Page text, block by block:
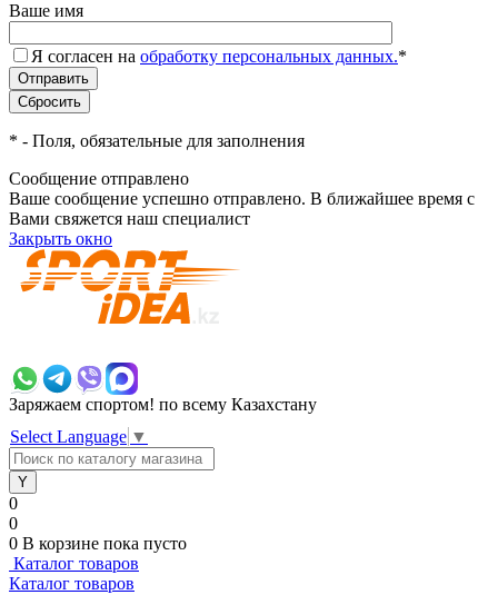
Ваше имя
Я согласен на обработку персональных данных.*
* - Поля, обязательные для заполнения
Сообщение отправлено
Ваше сообщение успешно отправлено. В ближайшее время с
Вами свяжется наш специалист
Закрыть окно
Заряжаем спортом! по всему Казахстану
Select Language ▼
0
0
0 В корзине пока пусто
Каталог товаров
Каталог товаров